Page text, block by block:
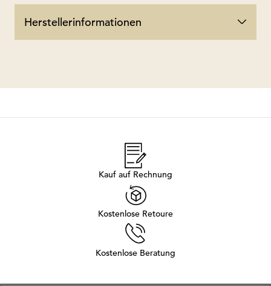
Herstellerinformationen
Kauf auf Rechnung
Kostenlose Retoure
Kostenlose Beratung